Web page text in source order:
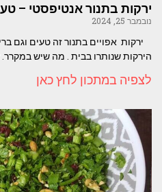
ירקות בתנור אנטיפסטי –
נובמבר 25, 2024
ירקות אפויים בתנור זה טעים וגם
הירקות שנותרו בבית . מה שיש
לצפיה במתכון לחץ כאן